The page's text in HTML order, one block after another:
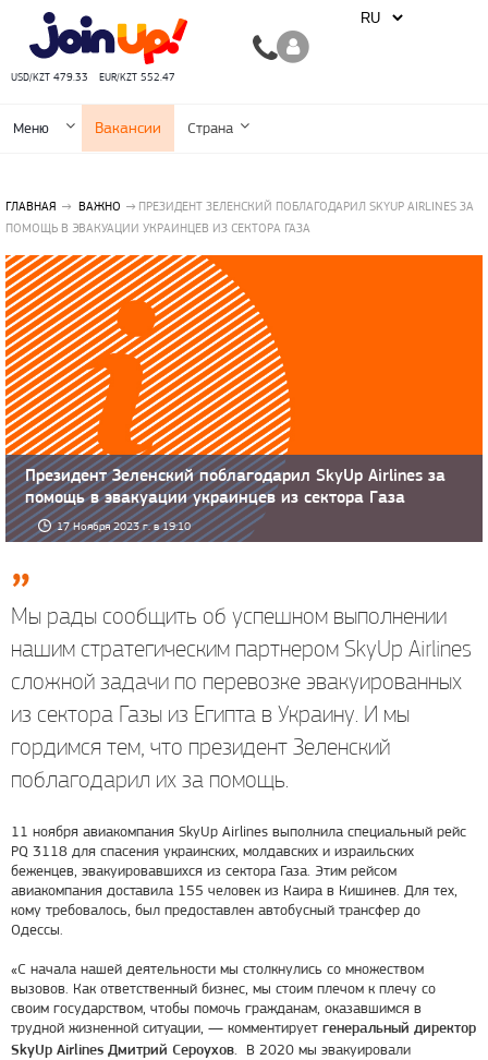
USD/KZT 479.33 EUR/KZT 552.47
Меню Вакансии Страна
ГЛАВНАЯ ВАЖНО
ПРЕЗИДЕНТ ЗЕЛЕНСКИЙ ПОБЛАГОДАРИЛ SKYUP AIRLINES ЗА
ПОМОЩЬ В ЭВАКУАЦИИ УКРАИНЦЕВ ИЗ СЕКТОРА ГАЗА
Президент Зеленский поблагодарил SkyUp Airlines за
помощь в эвакуации украинцев из сектора Газа
17 Ноября 2023 г. в 19:10
Мы рады сообщить об успешном выполнении
нашим стратегическим партнером SkyUp Airlines
сложной задачи по перевозке эвакуированных
из сектора Газы из Египта в Украину. И мы
гордимся тем, что президент Зеленский
поблагодарил их за помощь.
11 ноября авиакомпания SkyUp Airlines выполнила специальный рейс
PQ 3118 для спасения украинских, молдавских и израильских
беженцев, эвакуировавшихся из сектора Газа. Этим рейсом
авиакомпания доставила 155 человек из Каира в Кишинев. Для тех,
кому требовалось, был предоставлен автобусный трансфер до
Одессы.
«С начала нашей деятельности мы столкнулись со множеством
вызовов. Как ответственный бизнес, мы стоим плечом к плечу со
своим государством, чтобы помочь гражданам, оказавшимся в
трудной жизненной ситуации, — комментирует генеральный директор
SkyUp Airlines Дмитрий Сероухов. В 2020 мы эвакуировали